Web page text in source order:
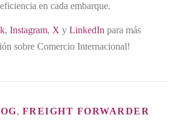
en cada embarque.
, Instagram, X y LinkedIn para más
sobre Comercio Internacional!
, FREIGHT FORWARDER